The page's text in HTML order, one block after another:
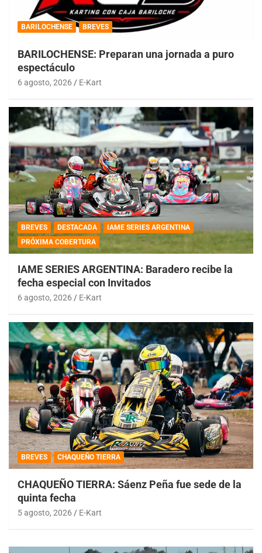
BARILOCHENSE BREVES
BARILOCHENSE: Preparan una jornada a puro
espectáculo
6 agosto, 2026 E-Kart
BREVES DESTACADA
IAME SERIES ARGENTINA
PRÓXIMA COBERTURA
IAME SERIES ARGENTINA: Baradero recibe la
fecha especial con Invitados
6 agosto, 2026 E-Kart
BREVES CHAQUEÑO TIERRA
CHAQUEÑO TIERRA: Sáenz Peña fue sede de la
quinta fecha
5 agosto, 2026 E-Kart